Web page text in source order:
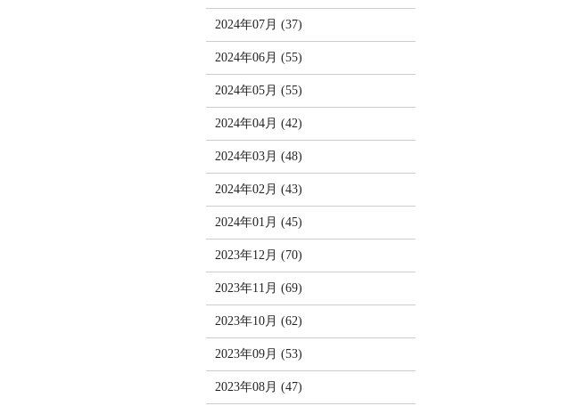
2024年07月 (37)
2024年06月 (55)
2024年05月 (55)
2024年04月 (42)
2024年03月 (48)
2024年02月 (43)
2024年01月 (45)
2023年12月 (70)
2023年11月 (69)
2023年10月 (62)
2023年09月 (53)
2023年08月 (47)